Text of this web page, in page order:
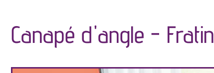
Canapé d'angle -